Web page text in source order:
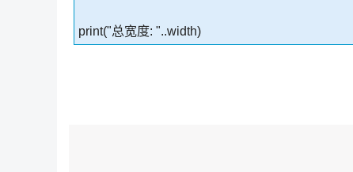
print("总宽度: "..width)